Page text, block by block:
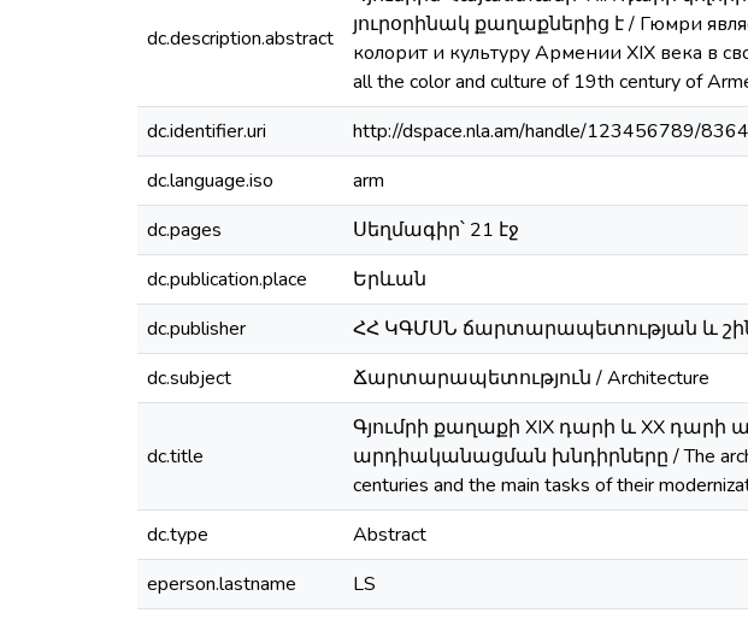
dc.description.abstract
յուրօրինակ քաղաքներից է / Гюмри
колорит и культуру Армении XIX века в
all the color and culture of 19th century of
dc.identifier.uri
http://dspace.nla.am/handle/123456789/8364
dc.language.iso
arm
dc.pages
Սեղմագիր՝ 21 էջ
dc.publication.place
Երևան
dc.publisher
ՀՀ ԿԳՄՍՆ ճարտարապետության և
dc.subject
Ճարտարապետություն / Architecture
dc.title
Գյումրի քաղաքի XIX դարի և XX
արդիականացման խնդիրները / The
centuries and the main tasks of their
dc.type
Abstract
eperson.lastname
LS